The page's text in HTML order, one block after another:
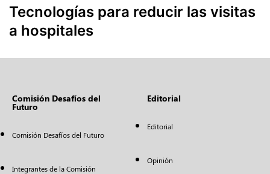
Tecnologías para reducir las visitas
a hospitales
Comisión Desafíos del
Futuro
Comisión Desafíos del Futuro
Integrantes de la Comisión
Editorial
Editorial
Opinión